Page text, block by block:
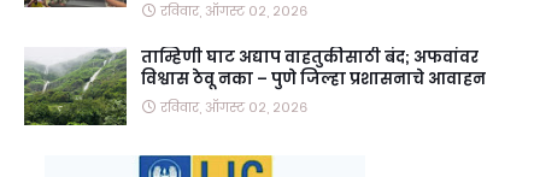
रविवार, ऑगस्ट ०२, २०२६
ताम्हिणी घाट अद्याप वाहतुकीसाठी बंद; अफवांवर
विश्वास ठेवू नका – पुणे जिल्हा प्रशासनाचे आवाहन
रविवार, ऑगस्ट ०२, २०२६